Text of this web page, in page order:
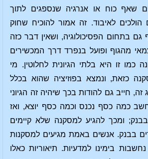
שאף כוח או אנרגיה שנספגים לתוך
לאיבוד. זה אמור להוכיח שחוק
גם בתחום הפסיכולוגיה, ושאין דבר כזה
מהגוף ופועל בנפרד דרך המכשירים
כמו זו היא בלתי הגיונית לחלוטין. מי
כזאת, ונמצא בפוזיציה שהוא בכלל
חייב גם להודות בכך שיהיה זה הגיוני
כמה כסף נכנס וכמה כסף יוצא, ואז
ומכך להגיע למסקנה שלא קיימים
בבנק. אנשים באמת מגיעים למסקנות
בימינו למדעיות. תיאוריות כאלו